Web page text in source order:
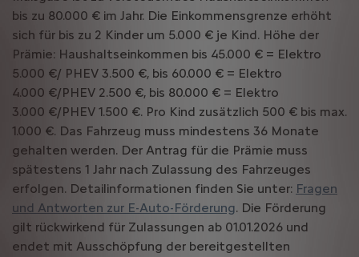
bis zu 80.000 € im Jahr. Die Einkommensgrenze erhöht
sich für bis zu 2 Kinder um 5.000 € je Kind. Höhe der
Prämie: Haushaltseinkommen bis 45.000 € = Elektro
5.000 €/ PHEV 3.500 €, bis 60.000 € = Elektro
4.000 €/PHEV 2.500 €, bis 80.000 € = Elektro
3.000 €/PHEV 1.500 €. Pro Kind zusätzlich 500 € bis max.
1.000 €. Das Fahrzeug muss mindestens 36 Monate
gehalten werden. Der Antrag für die Prämie muss
spätestens 1 Jahr nach Zulassung des Fahrzeuges
erfolgen. Detailinformationen finden Sie unter: Fragen
und Antworten zur E-Auto-Förderung. Die Förderung
gilt rückwirkend für Zulassungen ab 01.01.2026 und
endet mit Ausschöpfung der bereitgestellten